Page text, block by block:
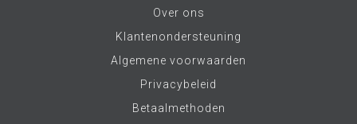
Over ons
Klantenondersteuning
Algemene voorwaarden
Privacybeleid
Betaalmethoden